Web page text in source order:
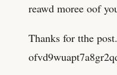
reawd moree oof
Thanks for tthe